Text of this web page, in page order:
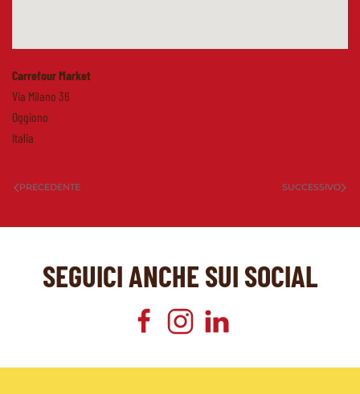
Carrefour Market
Via Milano 36
Oggiono
Italia
PRECEDENTE SUCCESSIVO
SEGUICI ANCHE SUI SOCIAL